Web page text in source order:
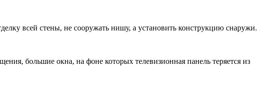
всей стены, не сооружать нишу, а установить конструкцию снаружи.
большие окна, на фоне которых телевизионная панель теряется из